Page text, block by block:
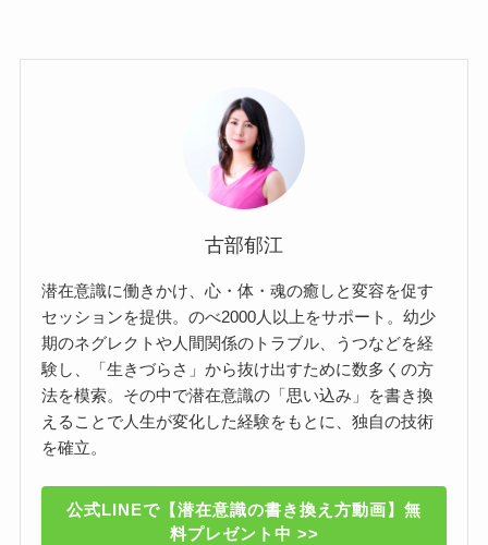
古部郁江
潜在意識に働きかけ、心・体・魂の癒しと変容を促す
セッションを提供。のべ2000人以上をサポート。幼少
期のネグレクトや人間関係のトラブル、うつなどを経
験し、「生きづらさ」から抜け出すために数多くの方
法を模索。その中で潜在意識の「思い込み」を書き換
えることで人生が変化した経験をもとに、独自の技術
を確立。
公式LINEで【潜在意識の書き換え方動画】無
料プレゼント中 >>